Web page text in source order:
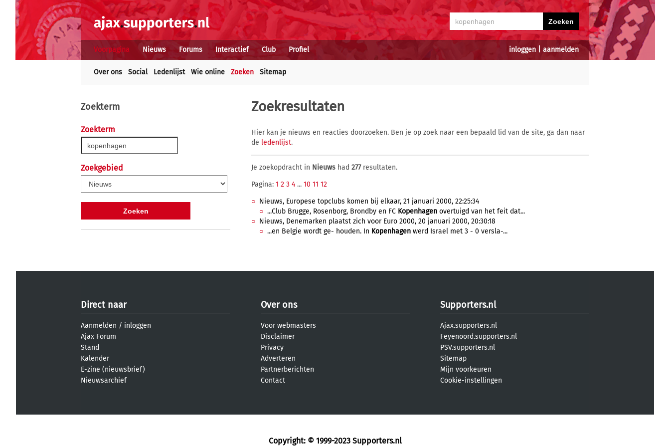
inloggen aanmelden
Voorpagina Nieuws Forums Interactief Club Profiel
Over ons Social Ledenlijst Wie online Zoeken Sitemap
Zoekterm
Zoekterm
Zoekgebied
Zoekresultaten
Hier kan je nieuws en reacties doorzoeken. Ben je op zoek naar een bepaald lid van de site, ga dan naar
de ledenlijst.
Je zoekopdracht in Nieuws had 277resultaten.
Pagina: 1 2 3 4 ... 10 11 12
Nieuws, Europese topclubs komen bij elkaar, 21 januari 2000, 22:25:34
...Club Brugge, Rosenborg, Brondby en FC Kopenhagen overtuigd van het feit dat...
Nieuws, Denemarken plaatst zich voor Euro 2000, 20 januari 2000, 20:30:18
...en Belgie wordt ge- houden. In Kopenhagen werd Israel met 3 - 0 versla-...
Direct naar
Aanmelden / inloggen
Ajax Forum
Stand
Kalender
E-zine (nieuwsbrief)
Nieuwsarchief
Over ons
Voor webmasters
Disclaimer
Privacy
Adverteren
Partnerberichten
Contact
Supporters.nl
Ajax.supporters.nl
Feyenoord.supporters.nl
PSV.supporters.nl
Sitemap
Mijn voorkeuren
Cookie-instellingen
Copyright: © 1999-2023 Supporters.nl